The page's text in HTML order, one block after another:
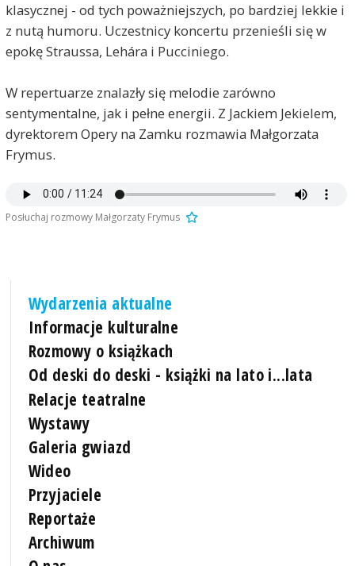
klasycznej - od tych poważniejszych, po bardziej lekkie i
z nutą humoru. Uczestnicy koncertu przenieśli się w
epokę Straussa, Lehára i Pucciniego.
W repertuarze znalazły się melodie zarówno
sentymentalne, jak i pełne energii. Z Jackiem Jekielem,
dyrektorem Opery na Zamku rozmawia Małgorzata
Frymus.
Posłuchaj rozmowy Małgorzaty Frymus
Wydarzenia aktualne
Informacje kulturalne
Rozmowy o książkach
Od deski do deski - książki na lato i...lata
Relacje teatralne
Wystawy
Galeria gwiazd
Wideo
Przyjaciele
Reportaże
Archiwum